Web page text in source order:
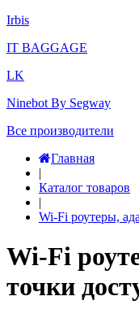
Irbis
IT BAGGAGE
LK
Ninebot By Segway
Все производители
Главная
|
Каталог товаров
|
Wi-Fi роутеры,
Wi-Fi
точки